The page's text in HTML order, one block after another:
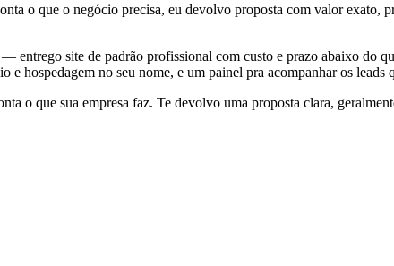
o que o negócio precisa, eu devolvo proposta com valor exato,
site de padrão profissional com custo e prazo abaixo do
hospedagem no seu nome, e um painel pra acompanhar os leads
o que sua empresa faz. Te devolvo uma proposta clara,